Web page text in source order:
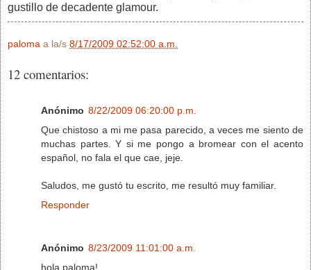
gustillo de decadente glamour.
paloma a la/s 8/17/2009 02:52:00 a.m.
12 comentarios:
Anónimo 8/22/2009 06:20:00 p.m.
Que chistoso a mi me pasa parecido, a veces me siento de
muchas partes. Y si me pongo a bromear con el acento
español, no fala el que cae, jeje.
Saludos, me gustó tu escrito, me resultó muy familiar.
Responder
Anónimo 8/23/2009 11:01:00 a.m.
hola paloma!